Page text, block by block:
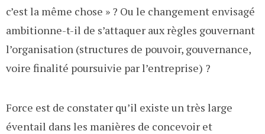
c’est la même chose » ? Ou le changement envisagé
ambitionne-t-il de s’attaquer aux règles gouvernant
l’organisation (structures de pouvoir, gouvernance,
voire finalité poursuivie par l’entreprise) ?
Force est de constater qu’il existe un très large
éventail dans les manières de concevoir et